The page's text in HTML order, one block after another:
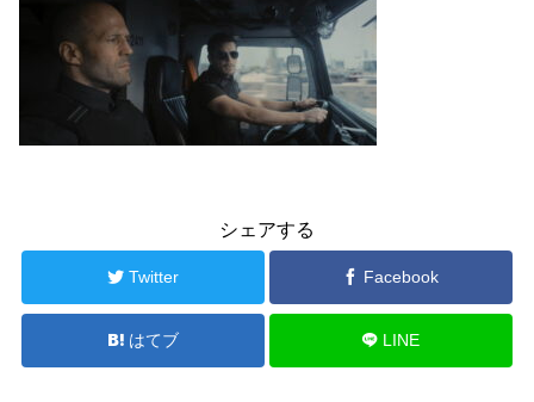
シェアする
Twitter Facebook
はてブ LINE